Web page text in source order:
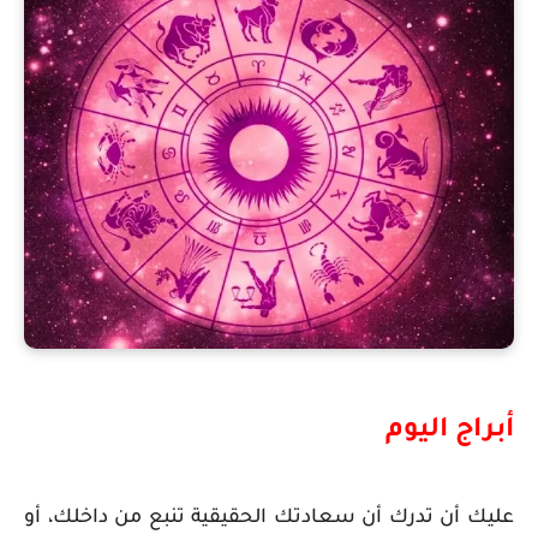
أبراج اليوم
عليك أن تدرك أن سعادتك الحقيقية تنبع من داخلك، أو